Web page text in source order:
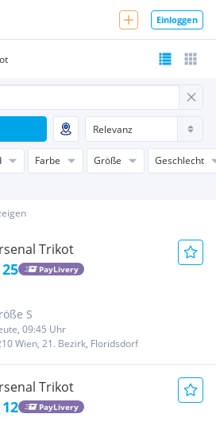
Einloggen
Farbe Größe
Geschlecht
Trikot
PayLivery
S
09:45 Uhr
Wien, 21. Bezirk, Floridsdorf
Trikot
PayLivery